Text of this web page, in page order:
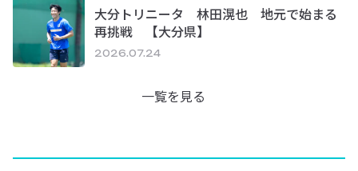
大分トリニータ 林田滉也 地元で始まる
再挑戦 【大分県】
2026.07.24
一覧を見る